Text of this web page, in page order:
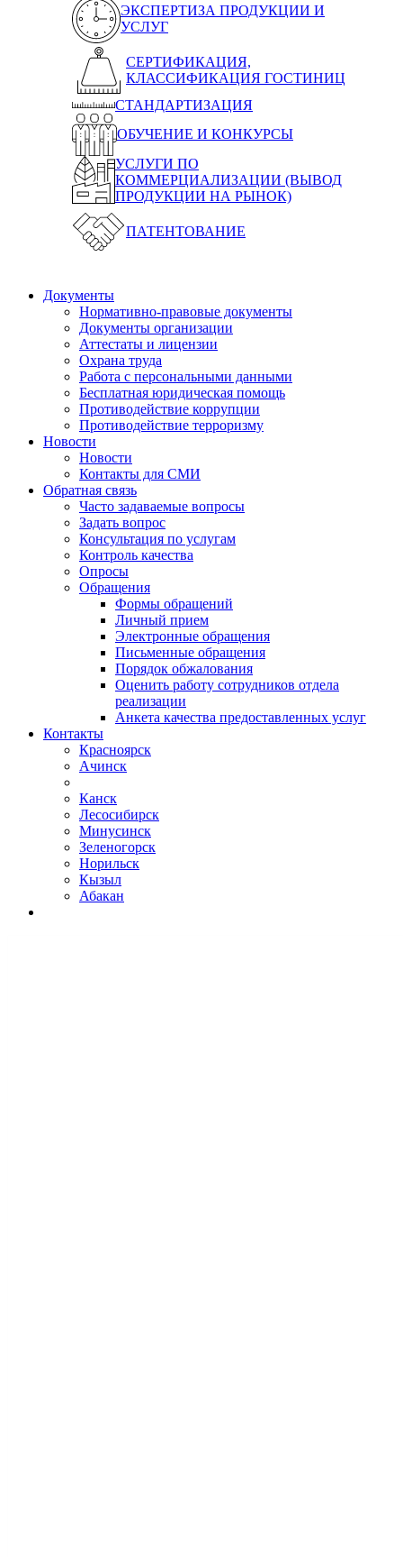
ЭКСПЕРТИЗА ПРОДУКЦИИ И
УСЛУГ
СЕРТИФИКАЦИЯ,
КЛАССИФИКАЦИЯ ГОСТИНИЦ
СТАНДАРТИЗАЦИЯ
ОБУЧЕНИЕ И КОНКУРСЫ
УСЛУГИ ПО
КОММЕРЦИАЛИЗАЦИИ (ВЫВОД
ПРОДУКЦИИ НА РЫНОК)
ПАТЕНТОВАНИЕ
Документы
Нормативно-правовые документы
Документы организации
Аттестаты и лицензии
Охрана труда
Работа с персональными данными
Бесплатная юридическая помощь
Противодействие коррупции
Противодействие терроризму
Новости
Новости
Контакты для СМИ
Обратная связь
Часто задаваемые вопросы
Задать вопрос
Консультация по услугам
Контроль качества
Опросы
Обращения
Формы обращений
Личный прием
Электронные обращения
Письменные обращения
Порядок обжалования
Оценить работу сотрудников отдела
реализации
Анкета качества предоставленных услуг
Контакты
Красноярск
Ачинск
Канск
Лесосибирск
Минусинск
Зеленогорск
Норильск
Кызыл
Абакан